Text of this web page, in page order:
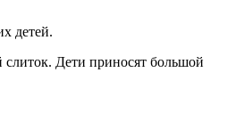
детей.
слиток. Дети приносят большой